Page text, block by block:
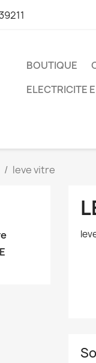
BOUTIQUE
ELECTRICITE
leve vitre